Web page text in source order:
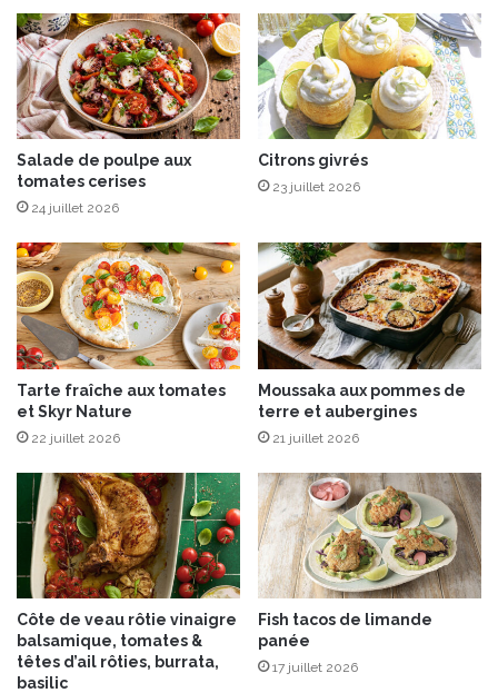
e
b
œ
u
f
a
u
x
o
i
v
e
s
e
t
c
i
t
o
n
f
i
t
Salade de poulpe aux
tomates cerises
24 juillet 2026
Citrons givrés
23 juillet 2026
Tarte fraîche aux tomates
et Skyr Nature
22 juillet 2026
Moussaka aux pommes de
terre et aubergines
21 juillet 2026
Côte de veau rôtie vinaigre
balsamique, tomates &
têtes d’ail rôties, burrata,
basilic
Fish tacos de limande
panée
17 juillet 2026